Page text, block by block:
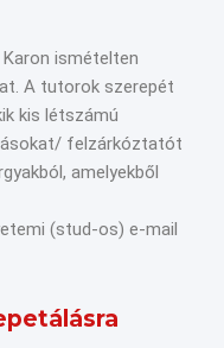
ismételten
A tutorok szerepét
kis létszámú
felzárkóztatót
amelyekből
(stud-os) e-mail